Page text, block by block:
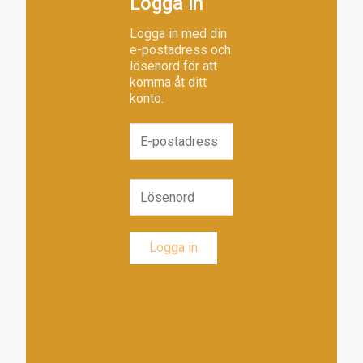
Logga in med din
e-postadress och
lösenord för att
komma åt ditt
konto.